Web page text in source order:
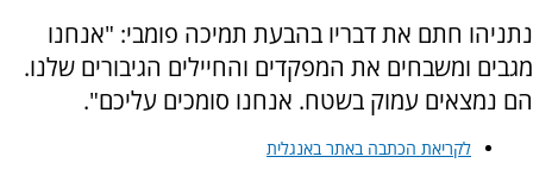
נתניהו חתם את דבריו בהבעת תמיכה פומבי: "אנחנו
מגבים ומשבחים את המפקדים והחיילים הגיבורים שלנו.
הם נמצאים עמוק בשטח. אנחנו סומכים עליכם".
לקריאת הכתבה באתר באנגלית